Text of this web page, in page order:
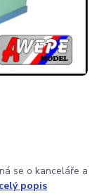
se o kanceláře a
celý popis